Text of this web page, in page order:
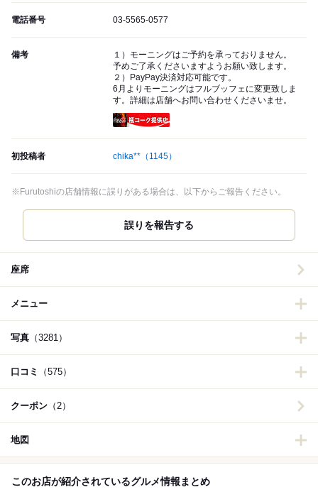
電話番号 03-5565-0577
備考
１）モーニングはご予約を承っておりません。
予めご了承くださいますようお願い致します。
２）PayPay決済対応可能です。
6月よりモーニングはフルブッフェに変更致しま
す。詳細は店舗へお問い合わせくださいませ。
初投稿者 chika** （1145）
※Furutoshiの店舗情報に誤りがある場合は、以下からご報告ください。
誤りを報告する
座席
メニュー
写真 （3281）
口コミ （575）
クーポン （2）
地図
このお店が紹介されているグルメ情報まとめ